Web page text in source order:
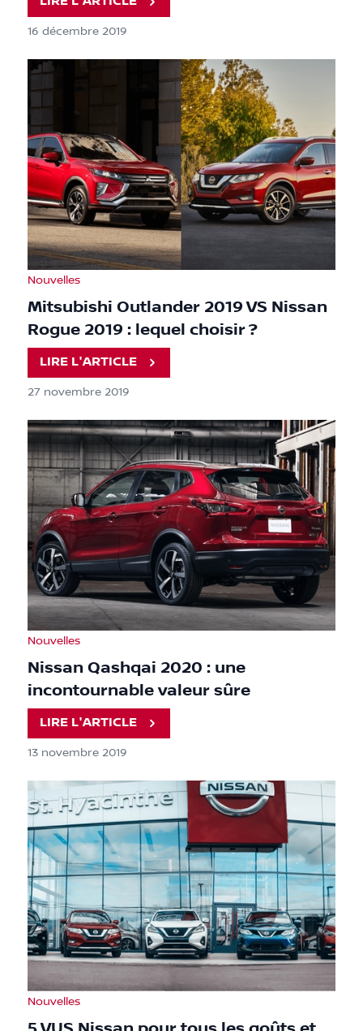
16 décembre 2019
Nouvelles
Mitsubishi Outlander 2019 VS Nissan
Rogue 2019 : lequel choisir ?
LIRE L'ARTICLE
27 novembre 2019
Nouvelles
Nissan Qashqai 2020 : une
incontournable valeur sûre
LIRE L'ARTICLE
13 novembre 2019
Nouvelles